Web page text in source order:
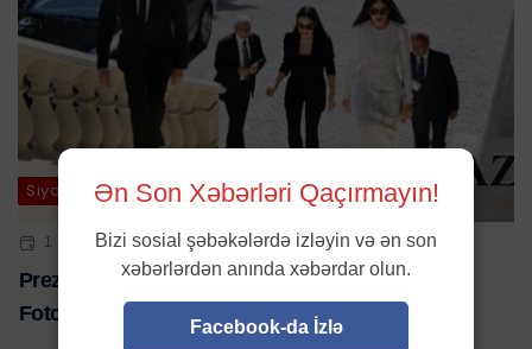
Siyasət
1 SEN 2024 | 14:23
Prezidentin xanımı və qızı ilə səsverməsindən -
Fotolar
Ən Son Xəbərləri Qaçırmayın!
Bizi sosial şəbəkələrdə izləyin və ən son
xəbərlərdən anında xəbərdar olun.
Facebook-da İzlə